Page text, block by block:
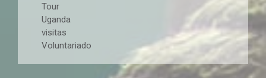
Tour
Uganda
visitas
Voluntariado